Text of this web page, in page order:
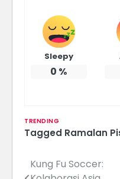
Sleepy
0 %
TRENDING
Tagged Ramalan
Navigasi
Kung Fu Soccer: